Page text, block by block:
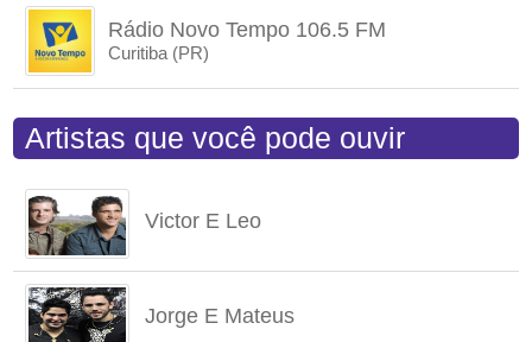
Rádio Novo Tempo 106.5 FM
Curitiba (PR)
Artistas que você pode ouvir
Victor E Leo
Jorge E Mateus